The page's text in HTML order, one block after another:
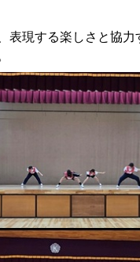
表現する楽しさと協力